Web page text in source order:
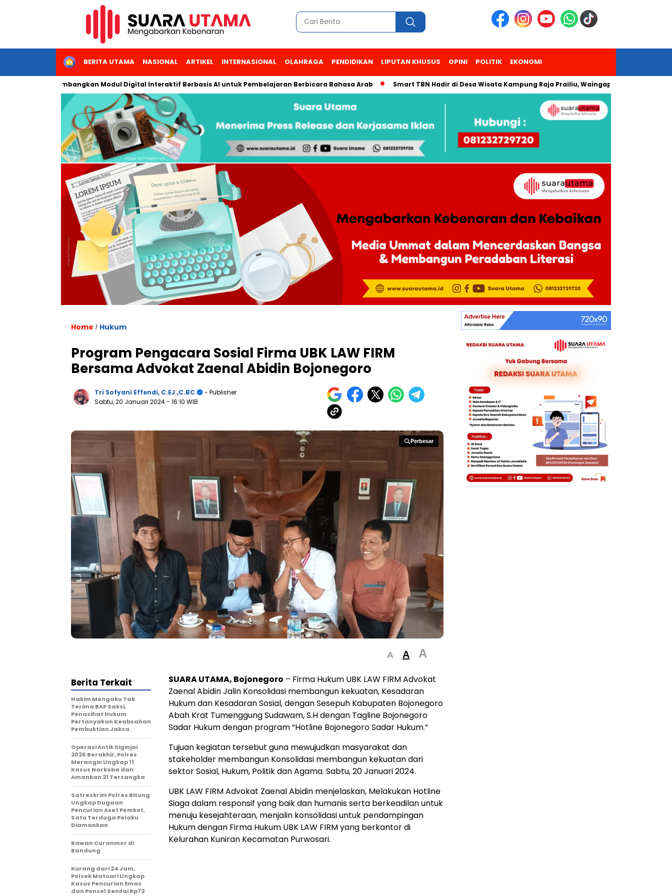
HOMEBERITA UTAMA NASIONAL ARTIKEL INTERNASIONAL OLAHRAGA PENDIDIKAN LIPUTAN KHUSUS OPINI POLITIK EKONOMI
Kembangkan Modul Digital Interaktif Berbasis AI untuk Pembelajaran Berbicara Bahasa Arab Smart TBN Hadir di Desa Wisata Kampung Raja Prailiu, Waingapu!
Home / Hukum
Program Pengacara Sosial Firma UBK LAW FIRM
Bersama Advokat Zaenal Abidin Bojonegoro
Tri Sofyani Effendi, C.EJ.,C.BC
- Publisher
Sabtu, 20 Januari 2024- 16:10 WIB
Perbesar
Perbesar
A A A
SUARA UTAMA, Bojonegoro – Firma Hukum UBK LAW FIRM Advokat
Zaenal Abidin Jalin Konsolidasi membangun kekuatan, Kesadaran
Hukum dan Kesadaran Sosial, dengan Sesepuh Kabupaten Bojonegoro
Abah Krat Tumenggung Sudawam, S.H dengan Tagline Bojonegoro
Sadar Hukum dengan program “Hotline Bojonegoro Sadar Hukum.”
Tujuan kegiatan tersebut guna mewujudkan masyarakat dan
stakeholder membangun Konsolidasi membangun kekuatan dari
sektor Sosial, Hukum, Politik dan Agama. Sabtu, 20 Januari 2024.
UBK LAW FIRM Advokat Zaenal Abidin menjelaskan, Melakukan Hotline
Siaga dalam responsif yang baik dan humanis serta berkeadilan untuk
menuju kesejahteraan, menjalin konsolidasi untuk pendampingan
Hukum dengan Firma Hukum UBK LAW FIRM yang berkantor di
Kelurahan Kuniran Kecamatan Purwosari.
Berita Terkait
Hakim Mengaku Tak
Terima BAP Saksi,
Penasihat Hukum
Pertanyakan Keabsahan
Pembuktian Jaksa
Operasi Antik Siginjai
2026 Berakhir, Polres
Merangin Ungkap 11
Kasus Narkoba dan
Amankan 21 Tersangka
Satreskrim Polres Bitung
Ungkap Dugaan
Pencurian Aset Pemkot,
Satu Terduga Pelaku
Diamankan
Rawan Curanmor di
Bandung
Kurang dari 24 Jam,
Polsek Matuari Ungkap
Kasus Pencurian Emas
dan Ponsel Senilai Rp72